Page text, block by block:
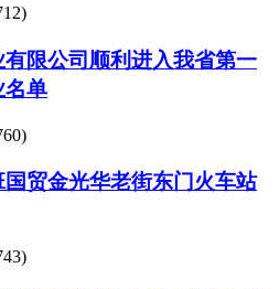
限公司顺利进入我省第一
名单
贸金光华老街东门火车站